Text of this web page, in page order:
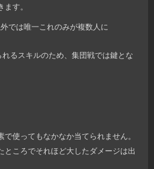
す。
では唯一これのみが複数人に
るスキルのため、集団戦では鍵とな
使ってもなかなか当てられません。
ところでそれほど大したダメージは出